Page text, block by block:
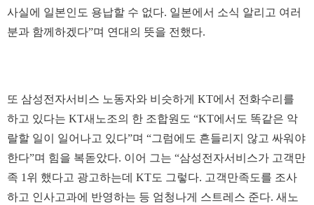
사실에 일본인도 용납할 수 없다. 일본에서 소식 알리고 여러
분과 함께하겠다”며 연대의 뜻을 전했다.
또 삼성전자서비스 노동자와 비슷하게 KT에서 전화수리를
하고 있다는 KT새노조의 한 조합원도 “KT에서도 똑같은 악
랄할 일이 일어나고 있다”며 “그럼에도 흔들리지 않고 싸워야
한다”며 힘을 복돋았다. 이어 그는 “삼성전자서비스가 고객만
족 1위 했다고 광고하는데 KT도 그렇다. 고객만족도를 조사
하고 인사고과에 반영하는 등 엄청나게 스트레스 준다. 새노